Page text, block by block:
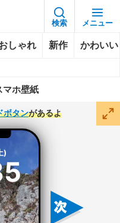
検索 メニュー
しゃれ 新作 かわいい
マホ壁紙
ボタンがあるよ
)